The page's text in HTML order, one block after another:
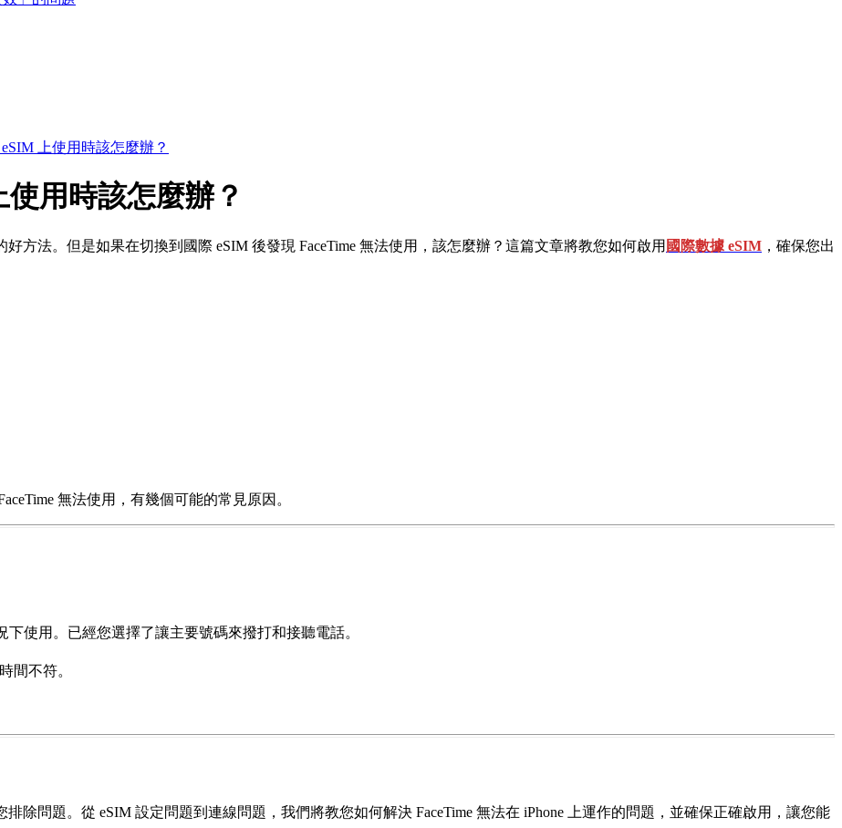
上使用時該怎麼辦？
用時該怎麼辦？
方法。但是如果在切換到國際 eSIM 後發現 FaceTime 無法使用，該怎麼辦？這篇文章將教您如何啟用 國際數據 eSIM ，確保您出
無法使用，有幾個可能的常見原因。
下使用。已經您選擇了讓主要號碼來撥打和接聽電話。
間不符。
除問題。從 eSIM 設定問題到連線問題，我們將教您如何解決 FaceTime 無法在 iPhone 上運作的問題，並確保正確啟用，讓您能